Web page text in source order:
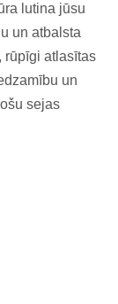
lutina jūsu
un atbalsta
rūpīgi atlasītas
un
sejas